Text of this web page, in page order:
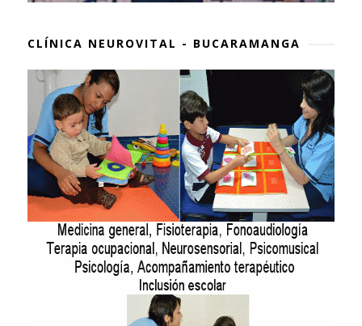
CLÍNICA NEUROVITAL - BUCARAMANGA